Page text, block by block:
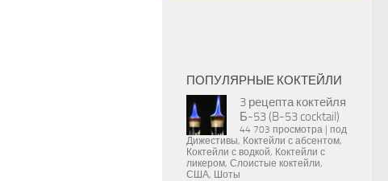
ПОПУЛЯРНЫЕ КОКТЕЙЛИ
3 рецепта коктейля
Б-53 (B-53 cocktail)
44 703 просмотра
под
Дижестивы, Коктейли с абсентом,
Коктейли с водкой, Коктейли с
ликером, Слоистые коктейли,
США, Шоты